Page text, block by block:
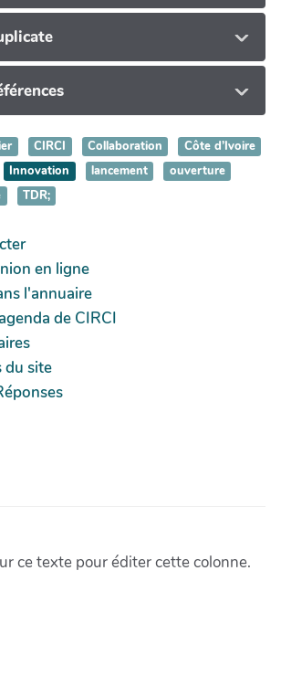
CIRCI Collaboration
Côte d’Ivoire
Innovation lancement
ouverture
TDR;
en ligne
l'annuaire
de CIRCI
du site
ce texte pour éditer cette colonne.